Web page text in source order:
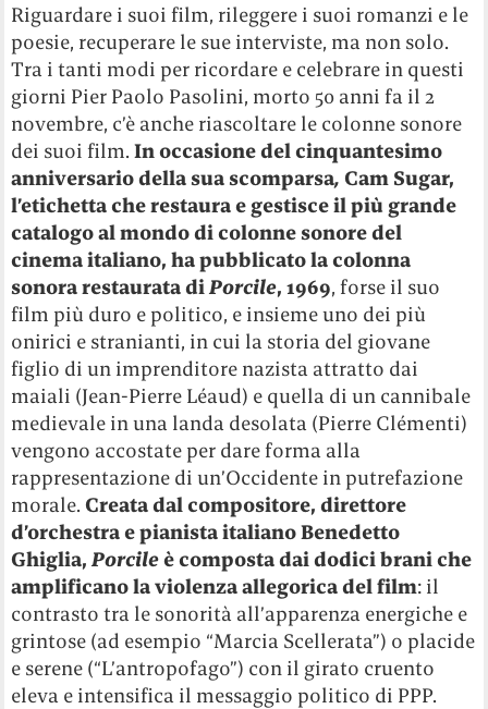
Riguardare i suoi film, rileggere i suoi romanzi e le
poesie, recuperare le sue interviste, ma non solo.
Tra i tanti modi per ricordare e celebrare in questi
giorni Pier Paolo Pasolini, morto 50 anni fa il 2
novembre, c’è anche riascoltare le colonne sonore
dei suoi film.In occasione del cinquantesimo
anniversario della sua scomparsa, Cam Sugar,
l’etichetta che restaura e gestisce il più grande
catalogo al mondo di colonne sonore del
cinema italiano, ha pubblicato la colonna
sonora restaurata diPorcile, 1969, forse il suo
film più duro e politico, e insieme uno dei più
onirici e stranianti, in cui la storia del giovane
figlio di un imprenditore nazista attratto dai
maiali (Jean-Pierre Léaud) e quella di un cannibale
medievale in una landa desolata (Pierre Clémenti)
vengono accostate per dare forma alla
rappresentazione di un’Occidente in putrefazione
morale.Creata dal compositore, direttore
d’orchestra e pianista italiano Benedetto
Ghiglia,Porcileè composta dai dodici brani che
amplificano la violenza allegorica del film: il
contrasto tra le sonorità all’apparenza energiche e
grintose (ad esempio “Marcia Scellerata”) o placide
e serene (“L’antropofago”) con il girato cruento
eleva e intensifica il messaggio politico di PPP.